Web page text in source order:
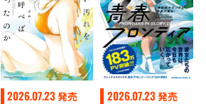
2026.07.23 発売 2026.07.23 発売